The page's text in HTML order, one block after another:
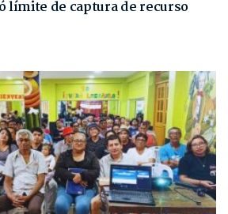
límite de captura de recurso